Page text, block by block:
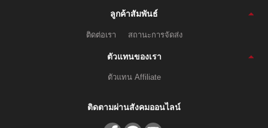
ลูกค้าสัมพันธ์
ติดต่อเรา สถานะการจัดส่ง
ตัวแทนของเรา
ตัวแทน Affiliate
ติดตามผ่านสังคมออนไลน์